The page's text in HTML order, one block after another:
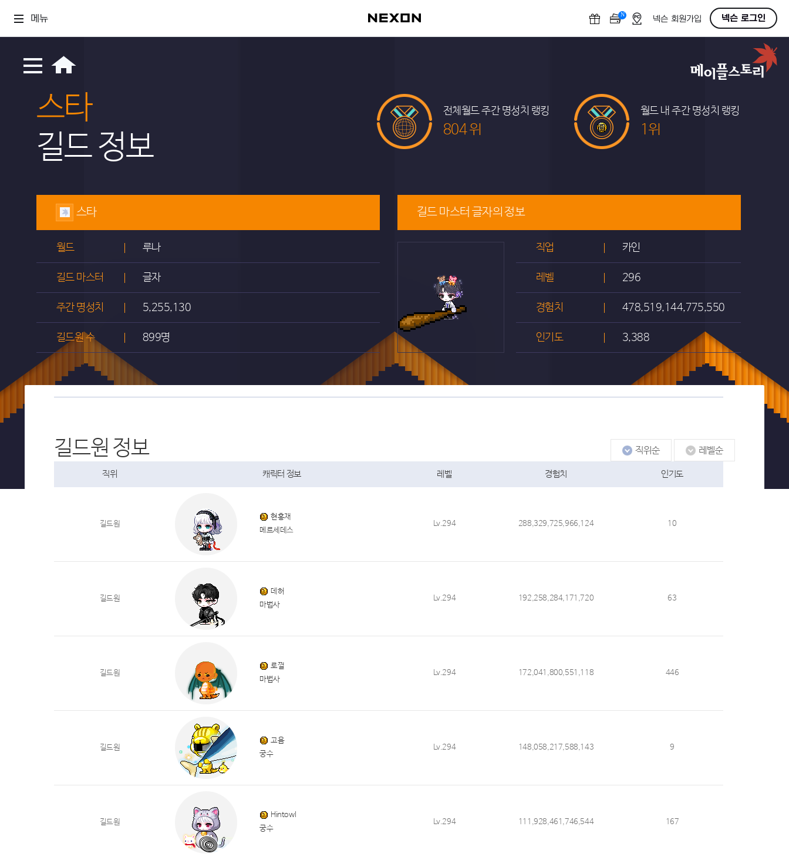
메뉴 N OFF넥슨 회원가입 넥슨 로그인
스타
길드 정보
전체월드 주간 명성치 랭킹
804 위
월드 내 주간 명성치 랭킹
1위
스타
월드 루나
길드 마스터 글자
주간 명성치 5,255,130
길드원 수 899명
길드 마스터 글자의 정보
직업 카인
레벨 296
경험치 478,519,144,775,550
인기도 3,388
길드원 정보
직위 캐릭터 정보 레벨 경험치 인기도
길드원
현홍재
메르세데스
Lv.294 288,329,725,966,124 10
길드원
데허
마법사
Lv.294 192,258,284,171,720 63
길드원
로껄
마법사
Lv.294 172,041,800,551,118 446
길드원
고욤
궁수
Lv.294 148,058,217,588,143 9
길드원
Hintowl
궁수
Lv.294 111,928,461,746,544 167